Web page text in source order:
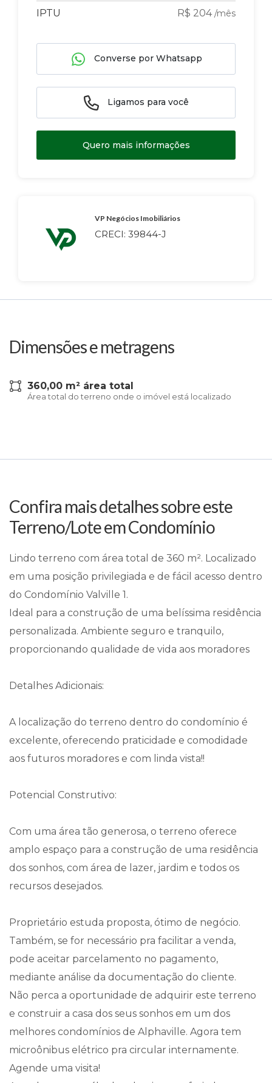
IPTU R$ 204/mês
Converse por Whatsapp
Ligamos para você
Quero mais informações
VP Negócios Imobiliários
CRECI: 39844-J
Dimensões e metragens
360,00 m² área total
Área total do terreno onde o imóvel está localizado
Confira mais detalhes sobre este
Terreno/Lote em Condomínio
Lindo terreno com área total de 360 m². Localizado
em uma posição privilegiada e de fácil acesso dentro
do Condomínio Valville 1.
Ideal para a construção de uma belíssima residência
personalizada. Ambiente seguro e tranquilo,
proporcionando qualidade de vida aos moradores
Detalhes Adicionais:
A localização do terreno dentro do condomínio é
excelente, oferecendo praticidade e comodidade
aos futuros moradores e com linda vista!!
Potencial Construtivo:
Com uma área tão generosa, o terreno oferece
amplo espaço para a construção de uma residência
dos sonhos, com área de lazer, jardim e todos os
recursos desejados.
Proprietário estuda proposta, ótimo de negócio.
Também, se for necessário pra facilitar a venda,
pode aceitar parcelamento no pagamento,
mediante análise da documentação do cliente.
Não perca a oportunidade de adquirir este terreno
e construir a casa dos seus sonhos em um dos
melhores condomínios de Alphaville. Agora tem
microônibus elétrico pra circular internamente.
Agende uma visita!